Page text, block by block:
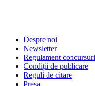
Despre noi
Newsletter
Regulament concursuri
Condiții de publicare
Reguli de citare
Presa